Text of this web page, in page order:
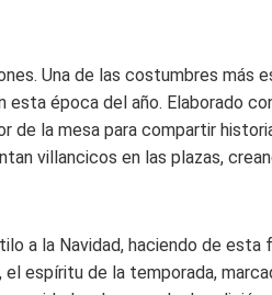
Una de las costumbres más
época del año. Elaborado
de la mesa para compartir
villancicos en las plazas,
a la Navidad, haciendo de esta
el espíritu de la temporada,